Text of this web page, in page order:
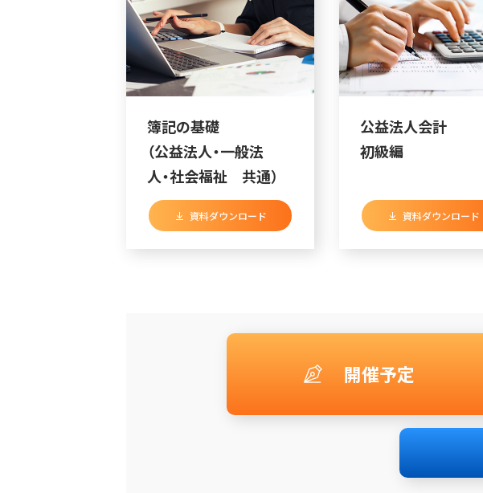
簿記の基礎
（公益法人・一般法
人・社会福祉 共通）
資料ダウンロード
公益法人会計
初級編
資料ダウンロード
開催予定